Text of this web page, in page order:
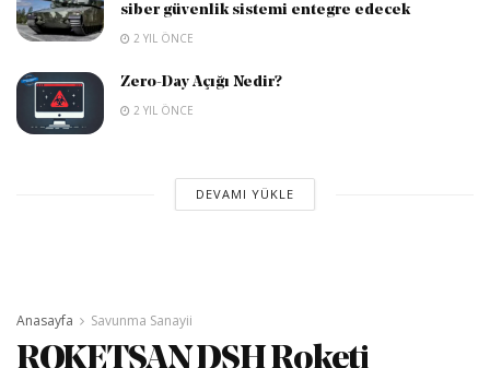
siber güvenlik sistemi entegre edecek
2 YIL ÖNCE
Zero-Day Açığı Nedir?
2 YIL ÖNCE
DEVAMI YÜKLE
Anasayfa Savunma Sanayii
ROKETSAN DSH Roketi